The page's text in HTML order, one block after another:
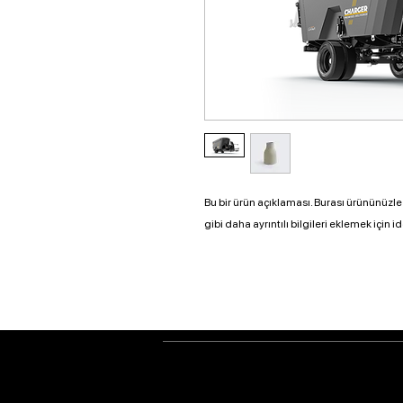
Bu bir ürün açıklaması. Burası
gibi daha ayrıntılı bilgileri eklemek için